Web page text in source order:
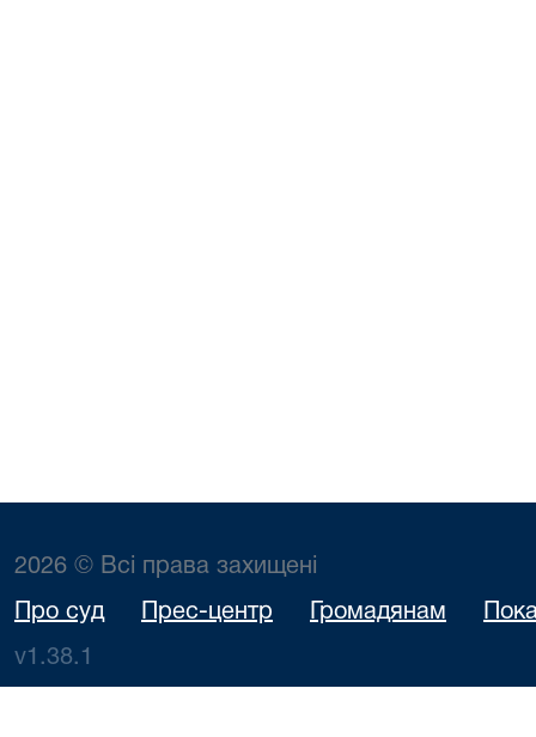
2026 © Всі права захищені
Про суд Прес-центр Громадянам
v1.38.1